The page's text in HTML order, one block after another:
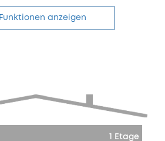
anzeigen
1 Etage